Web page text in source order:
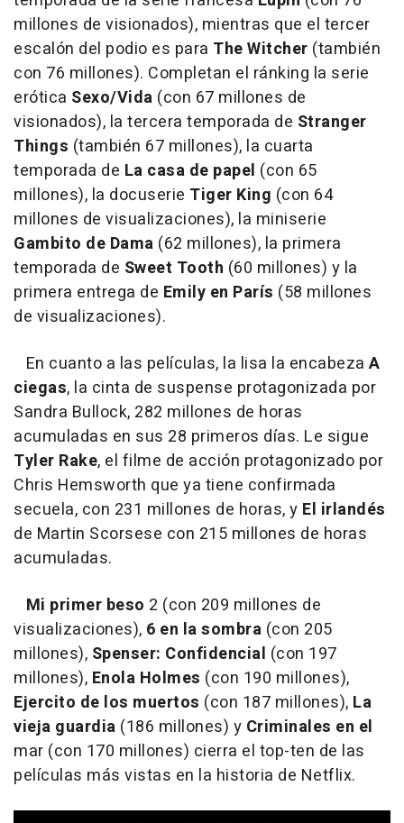
millones de visionados), mientras que el tercer
escalón del podio es para The Witcher (también
con 76 millones). Completan el ránking la serie
erótica Sexo/Vida (con 67 millones de
visionados), la tercera temporada de Stranger
Things (también 67 millones), la cuarta
temporada de La casa de papel (con 65
millones), la docuserie Tiger King (con 64
millones de visualizaciones), la miniserie
Gambito de Dama (62 millones), la primera
temporada de Sweet Tooth (60 millones) y la
primera entrega de Emily en París (58 millones
de visualizaciones).
En cuanto a las películas, la lisa la encabeza A
ciegas, la cinta de suspense protagonizada por
Sandra Bullock, 282 millones de horas
acumuladas en sus 28 primeros días. Le sigue
Tyler Rake, el filme de acción protagonizado por
Chris Hemsworth que ya tiene confirmada
secuela, con 231 millones de horas, y El irlandés
de Martin Scorsese con 215 millones de horas
acumuladas.
Mi primer beso 2 (con 209 millones de
visualizaciones), 6 en la sombra (con 205
millones), Spenser: Confidencial (con 197
millones), Enola Holmes (con 190 millones),
Ejercito de los muertos (con 187 millones), La
vieja guardia (186 millones) y Criminales en el
mar (con 170 millones) cierra el top-ten de las
películas más vistas en la historia de Netflix.